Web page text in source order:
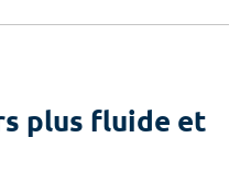
plus fluide et